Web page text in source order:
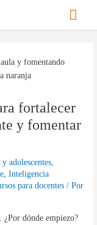
fortalecer
y fomentar
adolescentes,
,Inteligencia
para docentes / Por
dónde empiezo?